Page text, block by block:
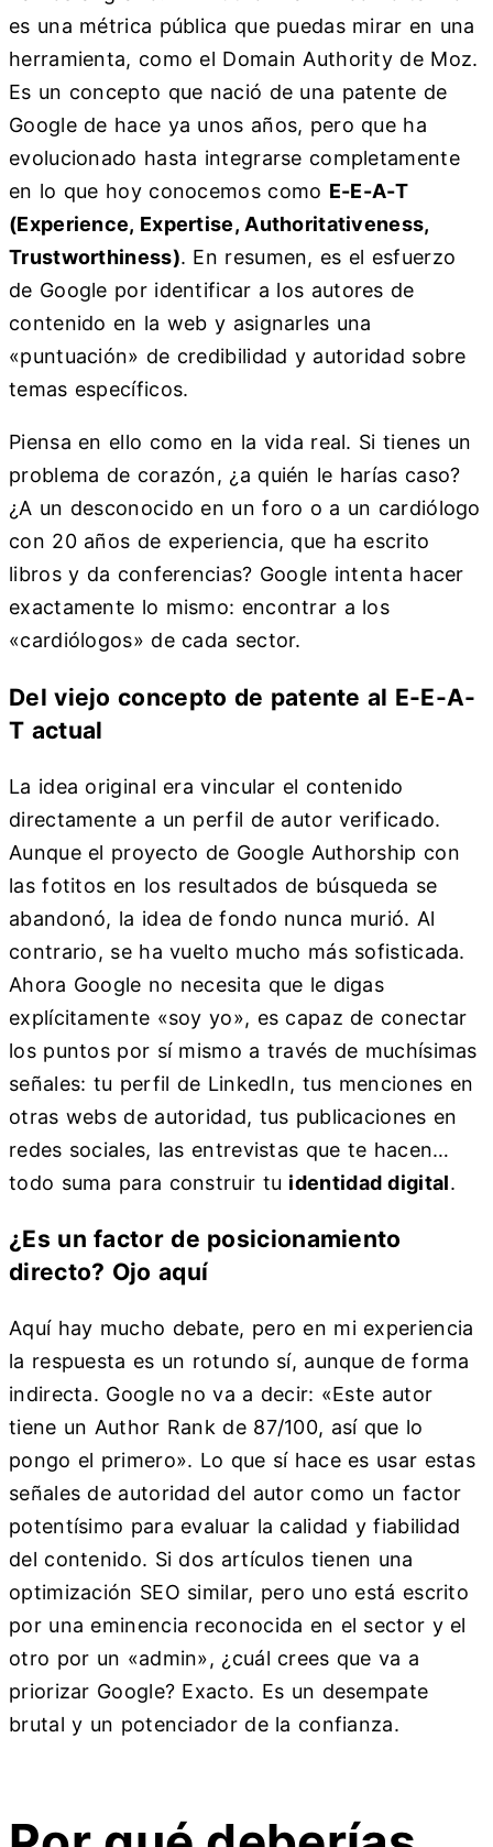
es una métrica pública que puedas mirar en una
herramienta, como el Domain Authority de Moz.
Es un concepto que nació de una patente de
Google de hace ya unos años, pero que ha
evolucionado hasta integrarse completamente
en lo que hoy conocemos como E-E-A-T
(Experience, Expertise, Authoritativeness,
Trustworthiness). En resumen, es el esfuerzo
de Google por identificar a los autores de
contenido en la web y asignarles una
«puntuación» de credibilidad y autoridad sobre
temas específicos.
Piensa en ello como en la vida real. Si tienes un
problema de corazón, ¿a quién le harías caso?
¿A un desconocido en un foro o a un cardiólogo
con 20 años de experiencia, que ha escrito
libros y da conferencias? Google intenta hacer
exactamente lo mismo: encontrar a los
«cardiólogos» de cada sector.
Del viejo concepto de patente al E-E-A-
T actual
La idea original era vincular el contenido
directamente a un perfil de autor verificado.
Aunque el proyecto de Google Authorship con
las fotitos en los resultados de búsqueda se
abandonó, la idea de fondo nunca murió. Al
contrario, se ha vuelto mucho más sofisticada.
Ahora Google no necesita que le digas
explícitamente «soy yo», es capaz de conectar
los puntos por sí mismo a través de muchísimas
señales: tu perfil de LinkedIn, tus menciones en
otras webs de autoridad, tus publicaciones en
redes sociales, las entrevistas que te hacen…
todo suma para construir tu identidad digital.
¿Es un factor de posicionamiento
directo? Ojo aquí
Aquí hay mucho debate, pero en mi experiencia
la respuesta es un rotundo sí, aunque de forma
indirecta. Google no va a decir: «Este autor
tiene un Author Rank de 87/100, así que lo
pongo el primero». Lo que sí hace es usar estas
señales de autoridad del autor como un factor
potentísimo para evaluar la calidad y fiabilidad
del contenido. Si dos artículos tienen una
optimización SEO similar, pero uno está escrito
por una eminencia reconocida en el sector y el
otro por un «admin», ¿cuál crees que va a
priorizar Google? Exacto. Es un desempate
brutal y un potenciador de la confianza.